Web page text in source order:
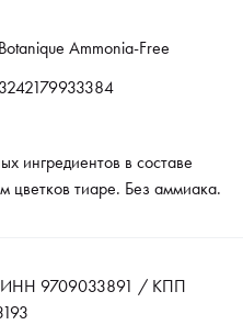
Botanique Ammonia-Free
3242179933384
ингредиентов в составе
цветков тиаре. Без аммиака.
9709033891 / КПП